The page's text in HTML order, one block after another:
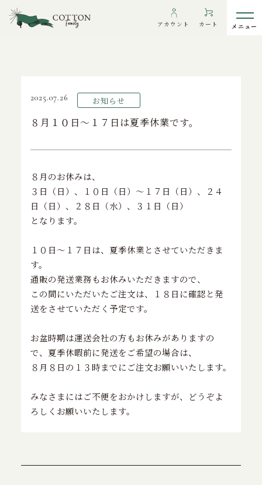
アカウント カート
わたしたちについて
インフォメーション
ギャラリー
To overseas customers
TOP> お知らせ>８月１０日～１７日は夏季休業です。
2025.07.26 お知らせ
８月１０日～１７日は夏季休業です。
８月のお休みは、
３日（日）、１０日（日）〜１７日（日）、２４
日（日）、２８日（水）、３１日（日）
となります。
１０日〜１７日は、夏季休業とさせていただきま
す。
通販の発送業務もお休みいただきますので、
この間にいただいたご注文は、１８日に確認と発
送をさせていただく予定です。
お盆時期は運送会社の方もお休みがありますの
で、夏季休暇前に発送をご希望の場合は、
８月８日の１３時までにご注文お願いいたします。
みなさまにはご不便をおかけしますが、どうぞよ
ろしくお願いいたします。